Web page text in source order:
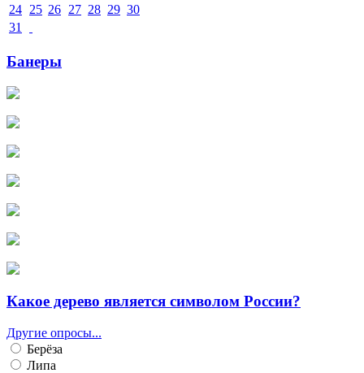
24 25 26 27 28 29 30
31
Банеры
Какое дерево является символом России?
Другие опросы...
Берёза
Липа